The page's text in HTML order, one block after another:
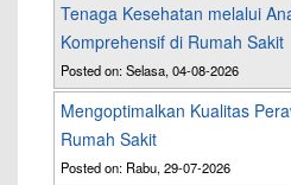
Tenaga Kesehatan melalui
Komprehensif di Rumah Sakit
Posted on: Selasa, 04-08-2026
Mengoptimalkan Kualitas
Rumah Sakit
Posted on: Rabu, 29-07-2026